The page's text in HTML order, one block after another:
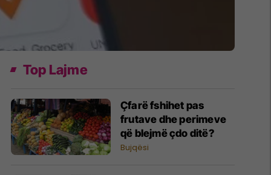
Top Lajme
​Çfarë fshihet pas
frutave dhe perimeve
që blejmë çdo ditë?
Bujqësi